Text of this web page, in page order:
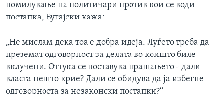
помилување на политичари против кои се води
постапка, Бугајски кажа:
„Не мислам дека тоа е добра идеја. Луѓето треба да
преземат одговорност за делата во коишто биле
вклучени. Оттука се поставува прашањето - дали
власта нешто крие? Дали се обидува да ја избегне
одговорноста за незаконски постапки?“